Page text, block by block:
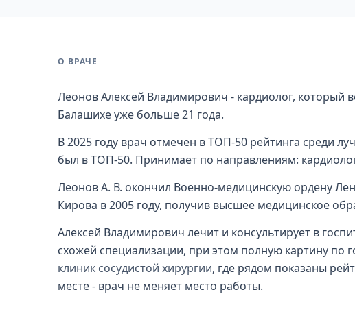
О ВРАЧЕ
Леонов Алексей Владимирович - кардиолог, который
Балашихе уже больше 21 года.
В 2025 году врач отмечен в ТОП-50 рейтинга среди
был в ТОП-50. Принимает по направлениям:
Леонов А. В. окончил Военно-медицинскую ордену
Кирова в 2005 году, получив высшее медицинское
Алексей Владимирович лечит и консультирует в
схожей специализации, при этом полную картину по
клиник сосудистой хирургии, где рядом показаны
месте - врач не меняет место работы.